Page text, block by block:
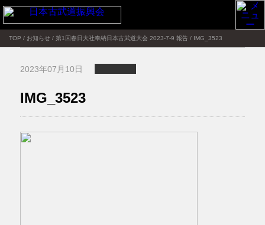
TOP / お知らせ / 第1回春日大社奉納日本古武道大会 2023-7-9 報告 / IMG_3523
2023年07月10日
IMG_3523